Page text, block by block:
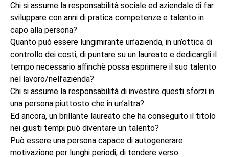
Chi si assume la responsabilità sociale ed aziendale di far
sviluppare con anni di pratica competenze e talento in
capo alla persona?
Quanto può essere lungimirante un’azienda, in un’ottica di
controllo dei costi, di puntare su un laureato e dedicargli il
tempo necessario affinchè possa esprimere il suo talento
nel lavoro/nell’azienda?
Chi si assume la responsabilità di investire questi sforzi in
una persona piuttosto che in un’altra?
Ed ancora, un brillante laureato che ha conseguito il titolo
nei giusti tempi può diventare un talento?
Può essere una persona capace di autogenerare
motivazione per lunghi periodi, di tendere verso